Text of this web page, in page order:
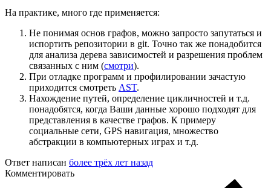
На практике, много где применяется:
Не понимая основ графов, можно запросто запутаться и
испортить репозитории в git. Точно так же понадобится
для анализа дерева зависимостей и разрешения проблем
связанных с ним (смотри).
При отладке программ и профилировании зачастую
приходится смотреть AST.
Нахождение путей, определение цикличностей и т.д.
понадобятся, когда Ваши данные хорошо подходят для
представления в качестве графов. К примеру
социальные сети, GPS навигация, множество
абстракции в компьютерных играх и т.д.
Ответ написан более трёх лет назад
Комментировать